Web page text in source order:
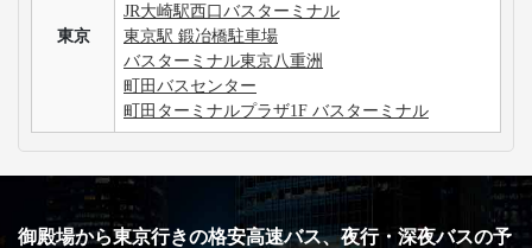
東京
JR大崎駅西口バスターミナル
東京駅 鍛冶橋駐車場
バスターミナル東京八重洲
町田バスセンター
町田ターミナルプラザ1F バスターミナル
御殿場から東京行きの格安高速バス、夜行・深夜バスの予